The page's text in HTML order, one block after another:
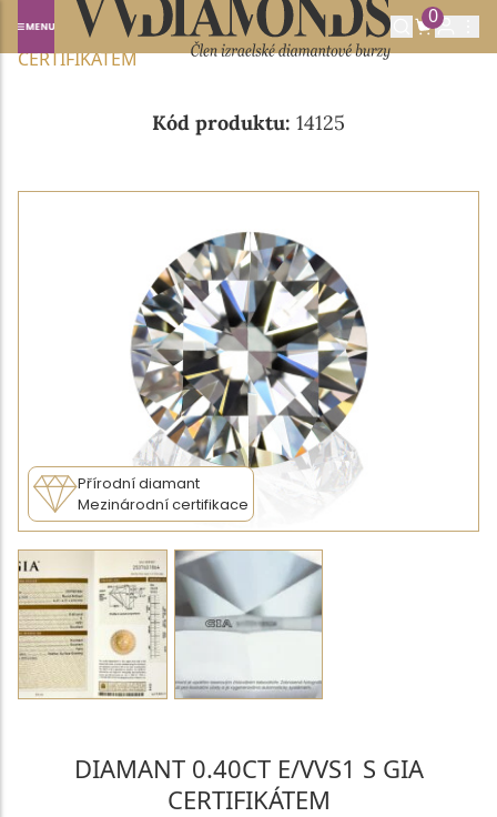
0
Domů NABÍDKA DIAMANTŮ
0.40CT E/VVS1 S GIA
CERTIFIKÁTEM
Kód produktu: 14125
Přírodní diamant
Mezinárodní certifikace
DIAMANT 0.40CT E/VVS1 S GIA
CERTIFIKÁTEM